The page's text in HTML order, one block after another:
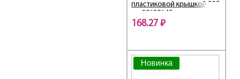
пластиковой крышкой 225
168.27 ₽
Новинка